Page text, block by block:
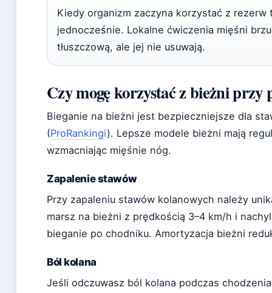
Kiedy organizm zaczyna korzystać z rezerw
jednocześnie. Lokalne ćwiczenia mięśni
tłuszczową, ale jej nie usuwają.
Czy mogę korzystać z bieżni
Bieganie na bieżni jest bezpieczniejsze dla
(ProRankingi). Lepsze modele bieżni mają
wzmacniając mięśnie nóg.
Zapalenie stawów
Przy zapaleniu stawów kolanowych należy
marsz na bieżni z prędkością 3–4 km/h i
bieganie po chodniku. Amortyzacja bieżni
Ból kolana
Jeśli odczuwasz ból kolana podczas